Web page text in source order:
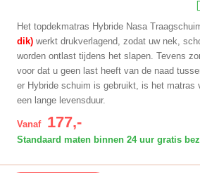
Het topdekmatras Hybride Nasa
dik) werkt drukverlagend, zodat uw nek,
worden ontlast tijdens het slapen. Tevens
voor dat u geen last heeft van de naad
er Hybride schuim is gebruikt, is het matras
een lange levensduur.
Vanaf 177,-
Standaard maten binnen 24 uur gratis